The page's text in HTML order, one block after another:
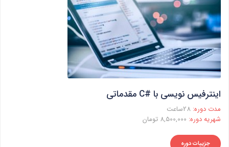
اینترفیس نویسی با #C مقدماتی
مدت دوره:
شهریه دوره:
جزییات دوره